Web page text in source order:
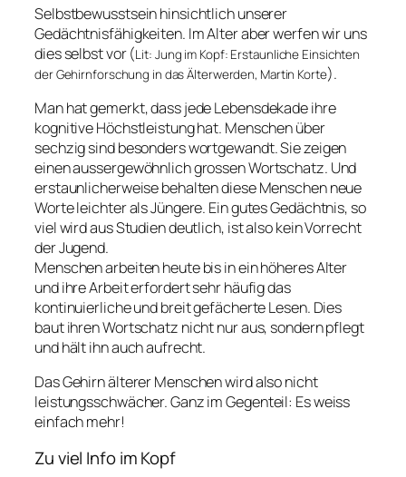
Selbstbewusstsein hinsichtlich unserer
Gedächtnisfähigkeiten. Im Alter aber werfen wir uns
dies selbst vor (Lit: Jung im Kopf: Erstaunliche Einsichten
der Gehirnforschung in das Älterwerden, Martin Korte).
Man hat gemerkt, dass jede Lebensdekade ihre
kognitive Höchstleistung hat. Menschen über
sechzig sind besonders wortgewandt. Sie zeigen
einen aussergewöhnlich grossen Wortschatz. Und
erstaunlicherweise behalten diese Menschen neue
Worte leichter als Jüngere. Ein gutes Gedächtnis, so
viel wird aus Studien deutlich, ist also kein Vorrecht
der Jugend.
Menschen arbeiten heute bis in ein höheres Alter
und ihre Arbeit erfordert sehr häufig das
kontinuierliche und breit gefächerte Lesen. Dies
baut ihren Wortschatz nicht nur aus, sondern pflegt
und hält ihn auch aufrecht.
Das Gehirn älterer Menschen wird also nicht
leistungsschwächer. Ganz im Gegenteil: Es weiss
einfach mehr!
Zu viel Info im Kopf